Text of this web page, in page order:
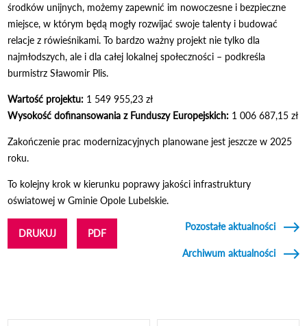
środków unijnych, możemy zapewnić im nowoczesne i bezpieczne
miejsce, w którym będą mogły rozwijać swoje talenty i budować
relacje z rówieśnikami. To bardzo ważny projekt nie tylko dla
najmłodszych, ale i dla całej lokalnej społeczności – podkreśla
burmistrz Sławomir Plis.
Wartość projektu: 1 549 955,23 zł
Wysokość dofinansowania z Funduszy Europejskich: 1 006 687,15 zł
Zakończenie prac modernizacyjnych planowane jest jeszcze w 2025
roku.
To kolejny krok w kierunku poprawy jakości infrastruktury
oświatowej w Gminie Opole Lubelskie.
DRUKUJ PDF
Pozostałe aktualności
Archiwum aktualności